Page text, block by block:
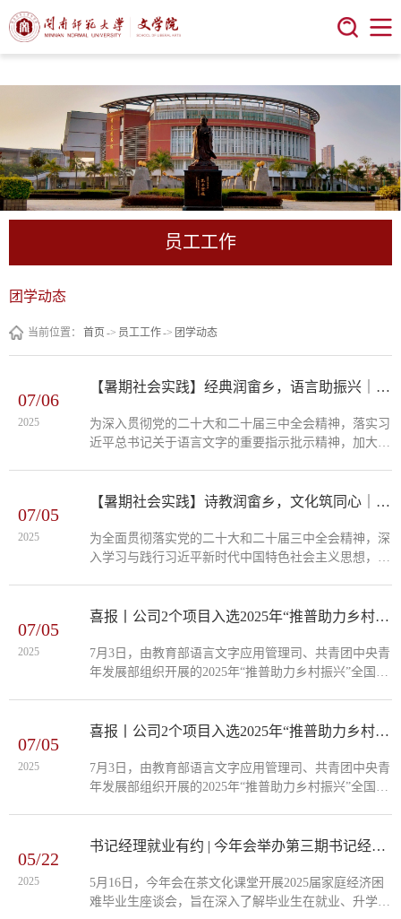
今年会 | 官方网站
员工工作
团学动态
当前位置： 首页 -> 员工工作-> 团学动态
07/06
2025
【暑期社会实践】经典润畲乡，语言助振兴｜今年会赴诏安“推普助力乡村振兴”暑期社会实践专项活动正式启航
为深入贯彻党的二十大和二十届三中全会精神，落实习
近平总书记关于语言文字的重要指示批示精神，加大国
最大的少数民族村——漳州市诏安县西潭镇美营畲族
会实践活动。本次活动以美营小学员工及周边民众为主
要对象，通过普通话培训、经典传习、文化调研等多种
07/05
2025
【暑期社会实践】诗教润畲乡，文化筑同心｜校领导一行看望慰问公司赴漳浦实践队师生
为全面贯彻落实党的二十大和二十届三中全会精神，深
入学习与践行习近平新时代中国特色社会主义思想，上
西乡民族华侨中学，看望慰问今年会“诗教润畲乡，文
支持，校员工处、校团委领导老师陪同看望。在民族华
侨中学实践点，校领导一行实地观摩了实践队特色课
07/05
2025
喜报丨公司2个项目入选2025年“推普助力乡村振兴”全国老员工暑期社会实践重点团队
7月3日，由教育部语言文字应用管理司、共青团中央青
年发展部组织开展的2025年“推普助力乡村振兴”全国老
出，入选重点团队。项目1是今年会赴漳浦县推普助力
为主题，以漳浦湖西乡民族华侨中学的畲族员工为对
象，开展普通话培训和经典进校园，同时开展闽台畲族
07/05
2025
喜报丨公司2个项目入选2025年“推普助力乡村振兴”全国老员工暑期社会实践重点团队
7月3日，由教育部语言文字应用管理司、共青团中央青
年发展部组织开展的2025年“推普助力乡村振兴”全国老
出，入选重点团队。项目1是今年会赴漳浦县推普助力
为主题，以漳浦湖西乡民族华侨中学的畲族员工为对
象，开展普通话培训和经典进校园，同时开展闽台畲族
05/22
2025
书记经理就业有约 | 今年会举办第三期书记经理就业指导茶话会
5月16日，今年会在茶文化课堂开展2025届家庭经济困
难毕业生座谈会，旨在深入了解毕业生在就业、升学、